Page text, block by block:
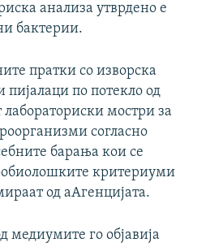
анализа утврдено е
бактерии.
пратки со изворска
пијалаци по потекло од
лабораториски мостри за
согласно
барања кои се
критериуми
од аАгенцијата.
медиумите го објавија